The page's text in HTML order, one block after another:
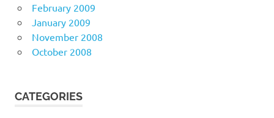
February 2009
January 2009
November 2008
October 2008
CATEGORIES